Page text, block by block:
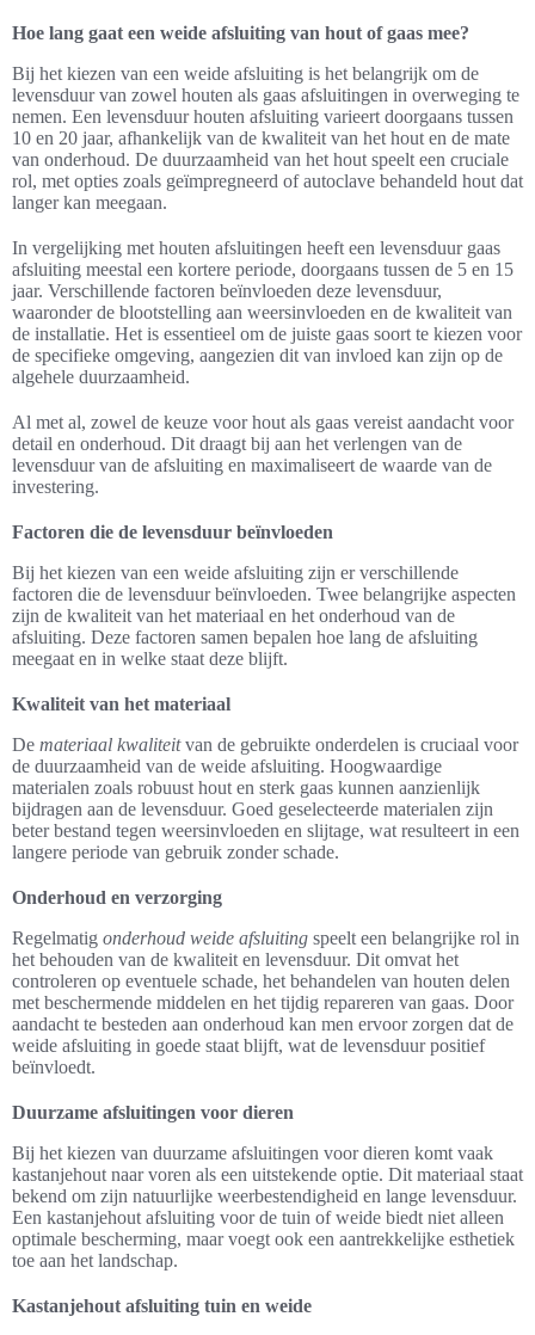
Hoe lang gaat een weide afsluiting van hout of gaas mee?
Bij het kiezen van een weide afsluiting is het belangrijk om de
levensduur van zowel houten als gaas afsluitingen in overweging te
nemen. Een levensduur houten afsluiting varieert doorgaans tussen
10 en 20 jaar, afhankelijk van de kwaliteit van het hout en de mate
van onderhoud. De duurzaamheid van het hout speelt een cruciale
rol, met opties zoals geïmpregneerd of autoclave behandeld hout dat
langer kan meegaan.
In vergelijking met houten afsluitingen heeft een levensduur gaas
afsluiting meestal een kortere periode, doorgaans tussen de 5 en 15
jaar. Verschillende factoren beïnvloeden deze levensduur,
waaronder de blootstelling aan weersinvloeden en de kwaliteit van
de installatie. Het is essentieel om de juiste gaas soort te kiezen voor
de specifieke omgeving, aangezien dit van invloed kan zijn op de
algehele duurzaamheid.
Al met al, zowel de keuze voor hout als gaas vereist aandacht voor
detail en onderhoud. Dit draagt bij aan het verlengen van de
levensduur van de afsluiting en maximaliseert de waarde van de
investering.
Factoren die de levensduur beïnvloeden
Bij het kiezen van een weide afsluiting zijn er verschillende
factoren die de levensduur beïnvloeden. Twee belangrijke aspecten
zijn de kwaliteit van het materiaal en het onderhoud van de
afsluiting. Deze factoren samen bepalen hoe lang de afsluiting
meegaat en in welke staat deze blijft.
Kwaliteit van het materiaal
De materiaal kwaliteitvan de gebruikte onderdelen is cruciaal voor
de duurzaamheid van de weide afsluiting. Hoogwaardige
materialen zoals robuust hout en sterk gaas kunnen aanzienlijk
bijdragen aan de levensduur. Goed geselecteerde materialen zijn
beter bestand tegen weersinvloeden en slijtage, wat resulteert in een
langere periode van gebruik zonder schade.
Onderhoud en verzorging
Regelmatig onderhoud weide afsluiting speelt een belangrijke rol in
het behouden van de kwaliteit en levensduur. Dit omvat het
controleren op eventuele schade, het behandelen van houten delen
met beschermende middelen en het tijdig repareren van gaas. Door
aandacht te besteden aan onderhoud kan men ervoor zorgen dat de
weide afsluiting in goede staat blijft, wat de levensduur positief
beïnvloedt.
Duurzame afsluitingen voor dieren
Bij het kiezen van duurzame afsluitingen voor dieren komt vaak
kastanjehout naar voren als een uitstekende optie. Dit materiaal staat
bekend om zijn natuurlijke weerbestendigheid en lange levensduur.
Een kastanjehout afsluiting voor de tuin of weide biedt niet alleen
optimale bescherming, maar voegt ook een aantrekkelijke esthetiek
toe aan het landschap.
Kastanjehout afsluiting tuin en weide